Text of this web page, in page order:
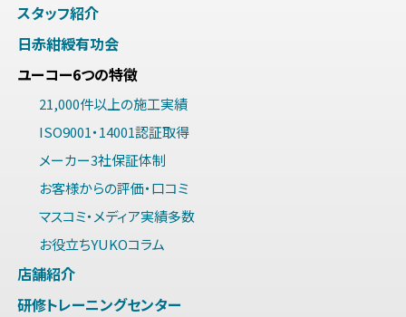
スタッフ紹介
日赤紺綬有功会
ユーコー6つの特徴
21,000件以上の施工実績
ISO9001・14001認証取得
メーカー3社保証体制
お客様からの評価・口コミ
マスコミ・メディア実績多数
お役立ちYUKOコラム
店舗紹介
研修トレーニングセンター